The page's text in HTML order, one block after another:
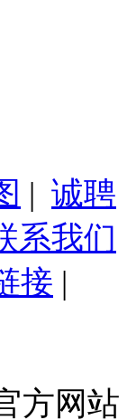
| 诚聘
系我们
接 |
方网站